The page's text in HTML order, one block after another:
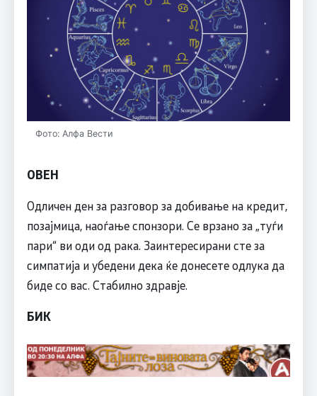
Фото: Алфа Вести
ОВЕН
Одличен ден за разговор за добивање на кредит,
позајмица, наоѓање спонзори. Се врзано за „туѓи
пари“ ви оди од рака. Заинтересирани сте за
симпатија и убедени дека ќе донесете одлука да
биде со вас. Стабилно здравје.
БИК